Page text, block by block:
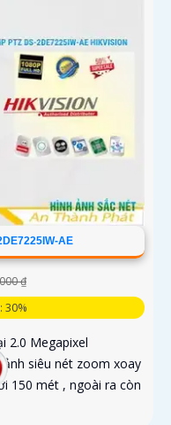
AE
₫
30%
2.0 Megapixel
ảnh siêu nét zoom xoay
150 mét , ngoài ra còn